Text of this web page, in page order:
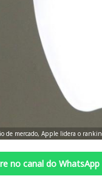
de mercado, Apple lidera o
no canal do WhatsApp